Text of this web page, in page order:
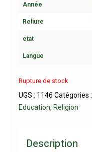
Année
Reliure
etat
Langue
Rupture de stock
UGS : 1146 Catégories :
Education, Religion
Description